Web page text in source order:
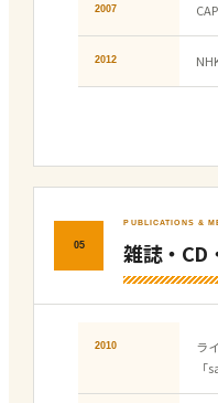
2007
2012
05
PUBLICATIONS &
雑誌・CD
2010
ラ